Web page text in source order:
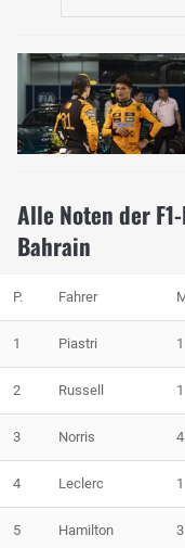
Alle Noten der
Bahrain
P. Fahrer
1 Piastri 1
2 Russell 1
3 Norris 4
4 Leclerc 1
5 Hamilton 3